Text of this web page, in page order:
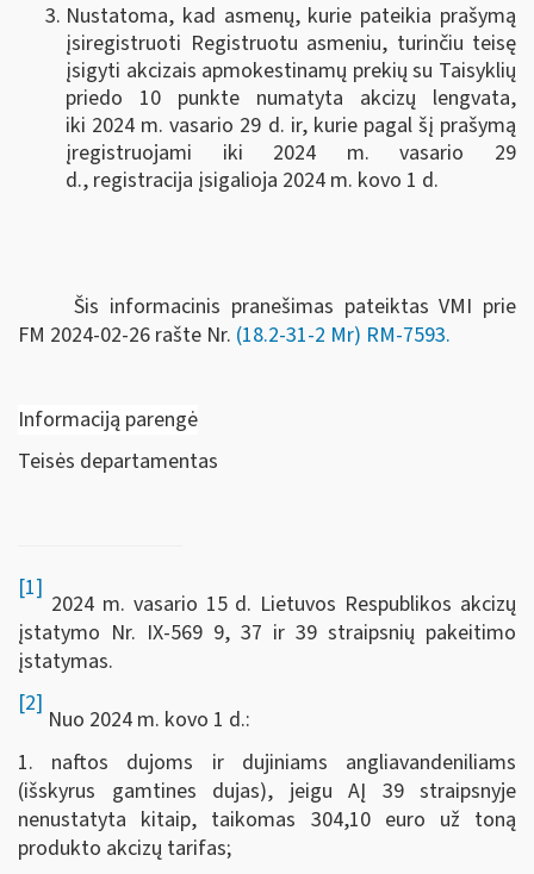
Nustatoma, kad asmenų, kurie pateikia prašymą
įsiregistruoti Registruotu asmeniu, turinčiu teisę
įsigyti akcizais apmokestinamų prekių su Taisyklių
priedo 10 punkte numatyta akcizų lengvata,
iki 2024 m. vasario 29 d. ir, kurie pagal šį prašymą
įregistruojami iki 2024 m. vasario 29
d., registracija įsigalioja 2024 m. kovo 1 d.
Šis informacinis pranešimas pateiktas VMI prie
FM 2024-02-26 rašte Nr. (18.2-31-2 Mr) RM-7593.
Informaciją parengė
Teisės departamentas
[1]
2024 m. vasario 15 d. Lietuvos Respublikos akcizų
įstatymo Nr. IX-569 9, 37 ir 39 straipsnių pakeitimo
įstatymas.
[2]
Nuo 2024 m. kovo 1 d.:
1. naftos dujoms ir dujiniams angliavandeniliams
(išskyrus gamtines dujas), jeigu AĮ 39 straipsnyje
nenustatyta kitaip, taikomas 304,10 euro už toną
produkto akcizų tarifas;